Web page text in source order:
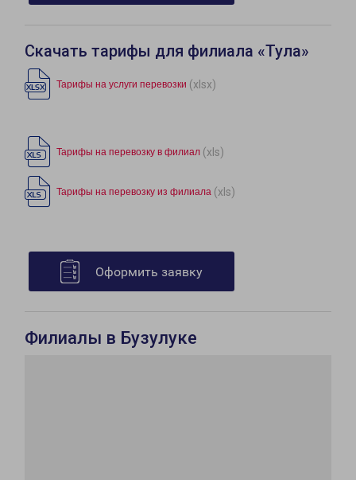
Скачать тарифы для филиала «Тула»
Тарифы на услуги перевозки (xlsx)
Тарифы на перевозку в филиал (xls)
Тарифы на перевозку из филиала (xls)
Оформить заявку
Филиалы в Бузулуке